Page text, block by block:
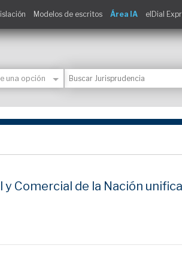
Modelos de escritos Área IA elDial
Comercial de la Nación